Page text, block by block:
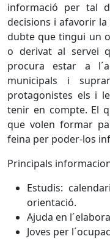
informació per tal
decisions i afavorir
dubte que tingui un
o derivat al servei
procura estar a
municipals i
protagonistes els i
tenir en compte. El
que volen formar
feina per poder-los
Principals
Estudis:
orientació.
Ajuda en
Joves per